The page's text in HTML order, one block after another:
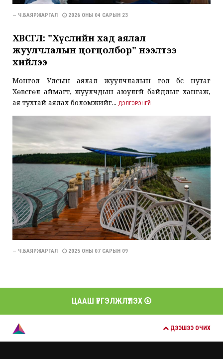
— Ч.БАЯРЖАРГАЛ 2026 ОНЫ 04 САРЫН 23
ХӨВСГӨЛ: "Хүслийн хад аялал
жуулчлалын цогцолбор" нээлтээ
хийлээ
Монгол Улсын аялал жуулчлалын гол бүс нутаг
Хөвсгөл аймагт, жуулчдын аюулгүй байдлыг хангаж,
ая тухтай аялах боломжийг... ДЭЛГЭРЭНГҮЙ
— Ч.БАЯРЖАРГАЛ 2025 ОНЫ 07 САРЫН 09
ЦААШ ҮРГЭЛЖЛҮҮЛЭХ
ДЭЭШЭЭ ОЧИХ